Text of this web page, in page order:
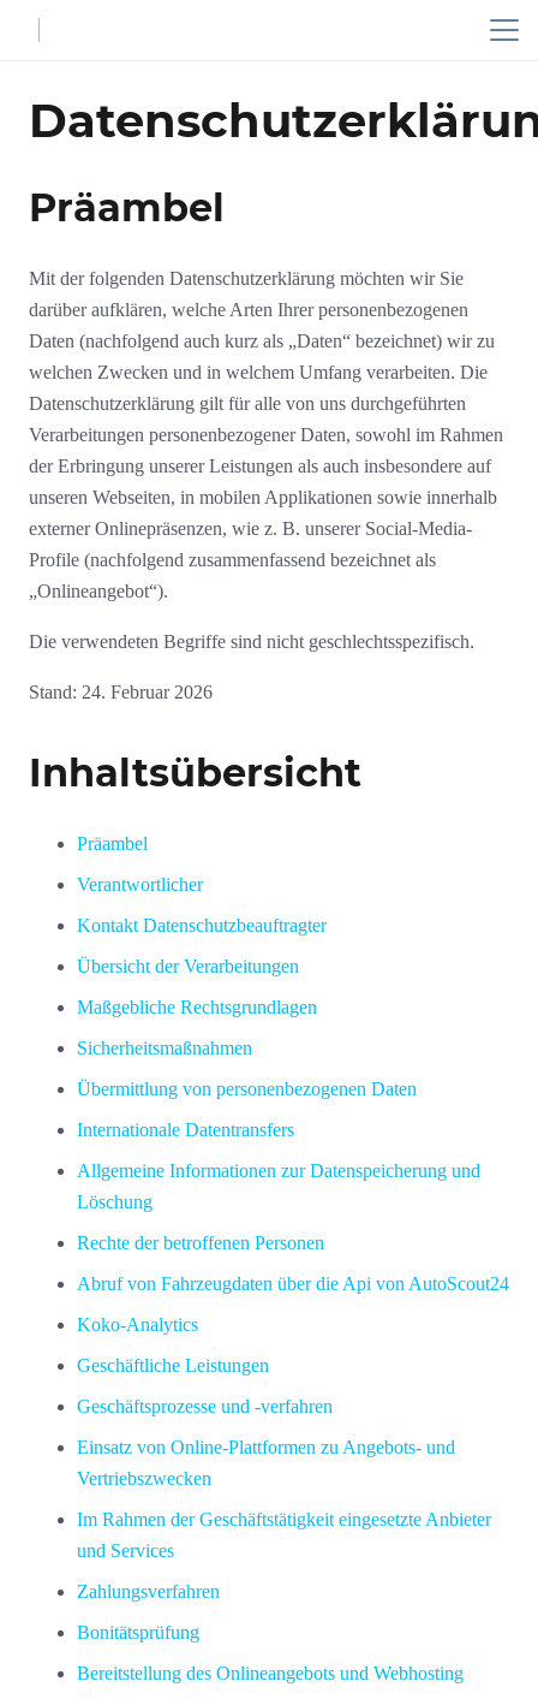
Präambel
Mit der folgenden Datenschutzerklärung möchten wir Sie
darüber aufklären, welche Arten Ihrer personenbezogenen
Daten (nachfolgend auch kurz als „Daten“ bezeichnet) wir zu
welchen Zwecken und in welchem Umfang verarbeiten. Die
Datenschutzerklärung gilt für alle von uns durchgeführten
Verarbeitungen personenbezogener Daten, sowohl im Rahmen
der Erbringung unserer Leistungen als auch insbesondere auf
unseren Webseiten, in mobilen Applikationen sowie innerhalb
externer Onlinepräsenzen, wie z. B. unserer Social-Media-
Profile (nachfolgend zusammenfassend bezeichnet als
„Onlineangebot“).
Die verwendeten Begriffe sind nicht geschlechtsspezifisch.
Stand: 24. Februar 2026
Inhaltsübersicht
Präambel
Verantwortlicher
Kontakt Datenschutzbeauftragter
Übersicht der Verarbeitungen
Maßgebliche Rechtsgrundlagen
Sicherheitsmaßnahmen
Übermittlung von personenbezogenen Daten
Internationale Datentransfers
Allgemeine Informationen zur Datenspeicherung und
Löschung
Rechte der betroffenen Personen
Abruf von Fahrzeugdaten über die Api von AutoScout24
Koko-Analytics
Geschäftliche Leistungen
Geschäftsprozesse und -verfahren
Einsatz von Online-Plattformen zu Angebots- und
Vertriebszwecken
Im Rahmen der Geschäftstätigkeit eingesetzte Anbieter
und Services
Zahlungsverfahren
Bonitätsprüfung
Bereitstellung des Onlineangebots und Webhosting